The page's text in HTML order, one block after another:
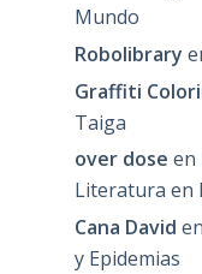
Mundo
Robolibrary
Graffiti
Taiga
over dose en
Literatura en
Cana David en
y Epidemias